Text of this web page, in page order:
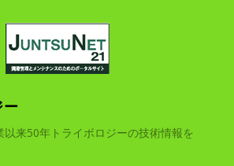
ー
以来50年トライボロジーの技術情報を